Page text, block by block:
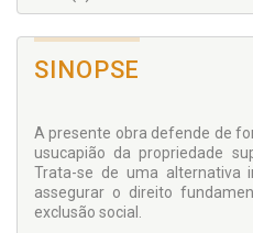
SINOPSE
A presente obra defende de
usu­capião da propriedade
Trata-se de uma alternativa
assegurar o direito
exclusão social.